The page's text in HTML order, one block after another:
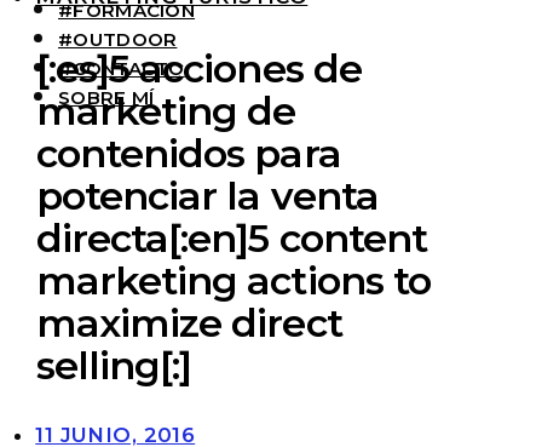
#FORMACIÓN
#OUTDOOR
#CONTACTO
SOBRE MÍ
[:es]5 acciones de
marketing de
contenidos para
potenciar la venta
directa[:en]5 content
marketing actions to
maximize direct
selling[:]
11 JUNIO, 2016